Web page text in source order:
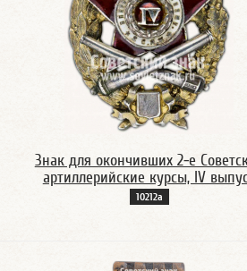
Знак для окончивших 2-е
артиллерийские курсы, IV
10212а